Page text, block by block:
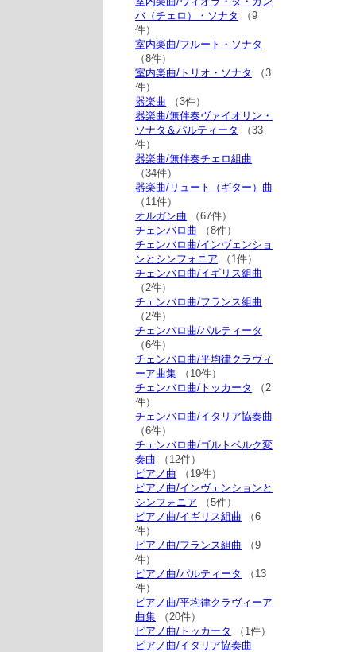
バ（チェロ）・ソナタ
（9
件）
室内楽曲/フルート・ソナタ
（8件）
室内楽曲/トリオ・ソナタ
（3
件）
器楽曲 （3件）
器楽曲/無伴奏ヴァイオリン・
ソナタ＆パルティータ
（33
件）
器楽曲/無伴奏チェロ組曲
（34件）
器楽曲/リュート（ギター）曲
（11件）
オルガン曲 （67件）
チェンバロ曲 （8件）
チェンバロ曲/インヴェンショ
ンとシンフォニア （1件）
チェンバロ曲/イギリス組曲
（2件）
チェンバロ曲/フランス組曲
（2件）
チェンバロ曲/パルティータ
（6件）
チェンバロ曲/平均律クラヴィ
ーア曲集 （10件）
チェンバロ曲/トッカータ
（2
件）
チェンバロ曲/イタリア協奏曲
（6件）
チェンバロ曲/ゴルトベルク変
奏曲 （12件）
ピアノ曲 （19件）
ピアノ曲/インヴェンションと
シンフォニア （5件）
ピアノ曲/イギリス組曲 （6
件）
ピアノ曲/フランス組曲 （9
件）
ピアノ曲/パルティータ
（13
件）
ピアノ曲/平均律クラヴィーア
曲集 （20件）
ピアノ曲/トッカータ
（1件）
ピアノ曲/イタリア協奏曲